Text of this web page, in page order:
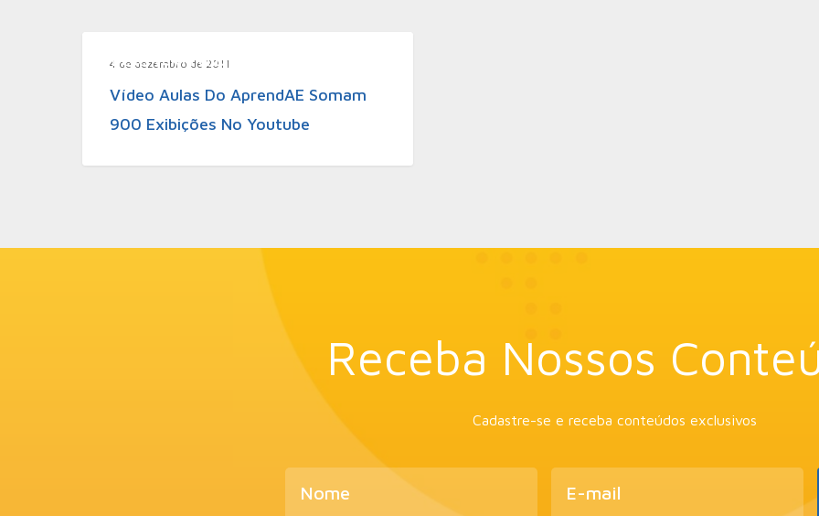
Desenvolvimento
4 de dezembro de 2011
Vídeo Aulas Do AprendAE Somam
900 Exibições No Youtube
Receba Nossos
Cadastre-se e receba conteúdos exclusivos